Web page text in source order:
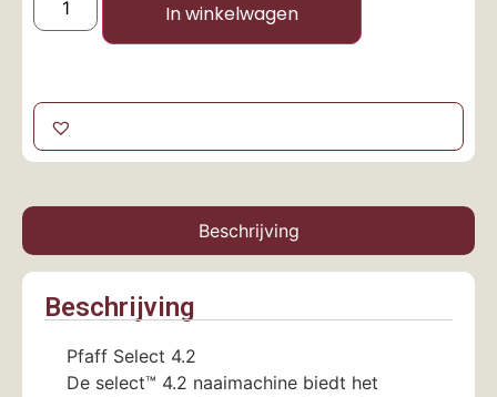
In winkelwagen
Beschrijving
Beschrijving
Pfaff Select 4.2
De select™ 4.2 naaimachine biedt het